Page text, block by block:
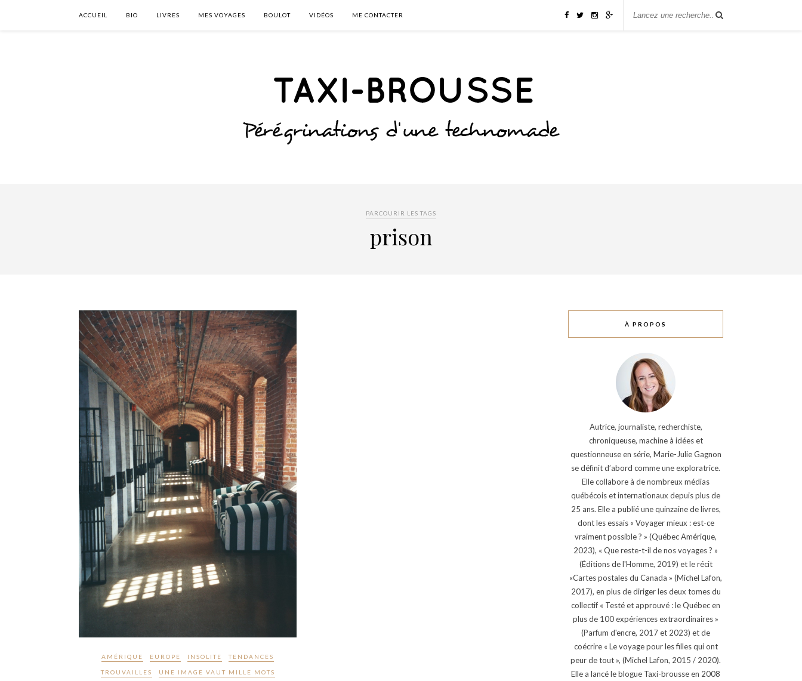
ACCUEIL BIO LIVRES MES VOYAGES BOULOT VIDÉOS ME CONTACTER
PARCOURIR LES TAGS
prison
AMÉRIQUE EUROPE INSOLITE TENDANCES
TROUVAILLES UNE IMAGE VAUT MILLE MOTS
À PROPOS
Autrice, journaliste, recherchiste,
chroniqueuse, machine à idées et
questionneuse en série, Marie-Julie Gagnon
se définit d’abord comme une exploratrice.
Elle collabore à de nombreux médias
québécois et internationaux depuis plus de
25 ans. Elle a publié une quinzaine de livres,
dont les essais « Voyager mieux : est-ce
vraiment possible ? » (Québec Amérique,
2023), « Que reste-t-il de nos voyages ? »
(Éditions de l'Homme, 2019) et le récit
«Cartes postales du Canada » (Michel Lafon,
2017), en plus de diriger les deux tomes du
collectif « Testé et approuvé : le Québec en
plus de 100 expériences extraordinaires »
(Parfum d'encre, 2017 et 2023) et de
coécrire « Le voyage pour les filles qui ont
peur de tout », (Michel Lafon, 2015 / 2020).
Elle a lancé le blogue Taxi-brousse en 2008